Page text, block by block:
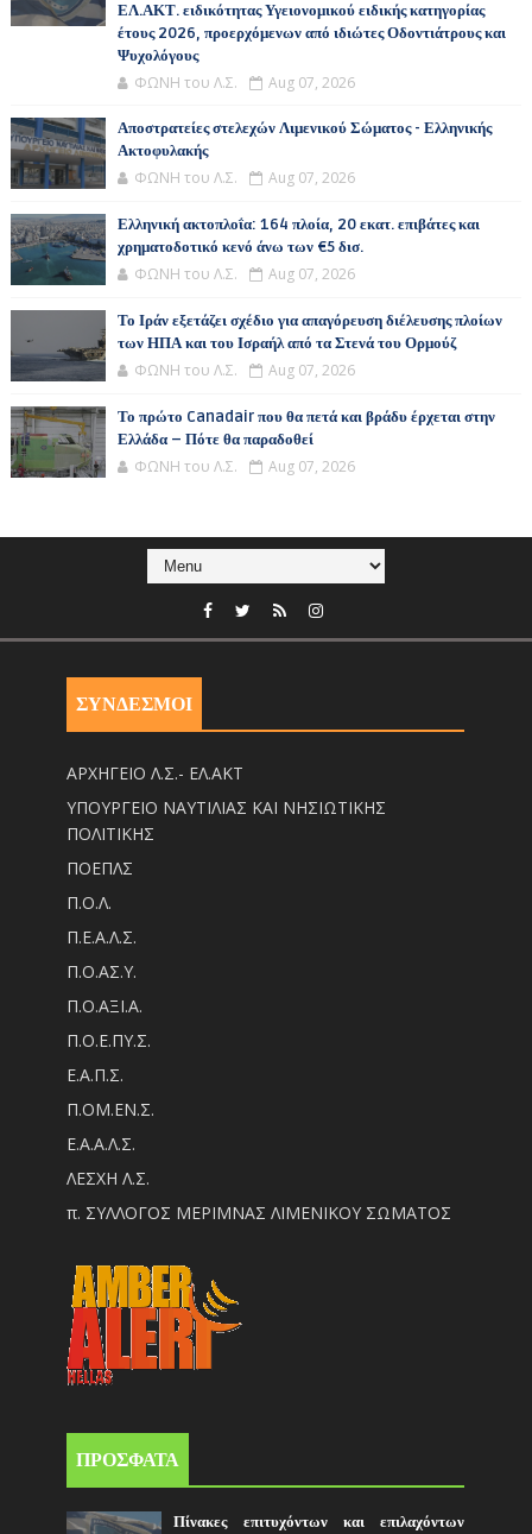
ΕΛ.ΑΚΤ. ειδικότητας Υγειονομικού ειδικής κατηγορίας
έτους 2026, προερχόμενων από ιδιώτες Οδοντιάτρους και
Ψυχολόγους
ΦΩΝΗ του Λ.Σ. Aug 07, 2026
Αποστρατείες στελεχών Λιμενικού Σώματος - Ελληνικής
Ακτοφυλακής
ΦΩΝΗ του Λ.Σ. Aug 07, 2026
Ελληνική ακτοπλοΐα: 164 πλοία, 20 εκατ. επιβάτες και
χρηματοδοτικό κενό άνω των €5 δισ.
ΦΩΝΗ του Λ.Σ. Aug 07, 2026
Το Ιράν εξετάζει σχέδιο για απαγόρευση διέλευσης πλοίων
των ΗΠΑ και του Ισραήλ από τα Στενά του Ορμούζ
ΦΩΝΗ του Λ.Σ. Aug 07, 2026
Το πρώτο Canadair που θα πετά και βράδυ έρχεται στην
Ελλάδα – Πότε θα παραδοθεί
ΦΩΝΗ του Λ.Σ. Aug 07, 2026
ΣΥΝΔΕΣΜΟΙ
ΑΡΧΗΓΕΙΟ Λ.Σ.- ΕΛ.ΑΚΤ
ΥΠΟΥΡΓΕΙΟ ΝΑΥΤΙΛΙΑΣ ΚΑΙ ΝΗΣΙΩΤΙΚΗΣ
ΠΟΛΙΤΙΚΗΣ
ΠΟΕΠΛΣ
Π.Ο.Λ.
Π.Ε.Α.Λ.Σ.
Π.Ο.ΑΣ.Υ.
Π.Ο.ΑΞΙ.Α.
Π.Ο.Ε.ΠΥ.Σ.
Ε.Α.Π.Σ.
Π.ΟM.EN.Σ.
Ε.Α.Α.Λ.Σ.
ΛΕΣΧΗ Λ.Σ.
π. ΣΥΛΛΟΓΟΣ ΜΕΡΙΜΝΑΣ ΛΙΜΕΝΙΚΟΥ ΣΩΜΑΤΟΣ
ΠΡΟΣΦΑΤΑ
Πίνακες επιτυχόντων και επιλαχόντων